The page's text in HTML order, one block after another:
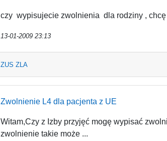
czy wypisujecie zwolnienia dla rodziny ,
13-01-2009 23:13
ZUS ZLA
Zwolnienie L4 dla pacjenta z UE
Witam,Czy z Izby przyjęć mogę wypisać
zwolnienie takie może ...